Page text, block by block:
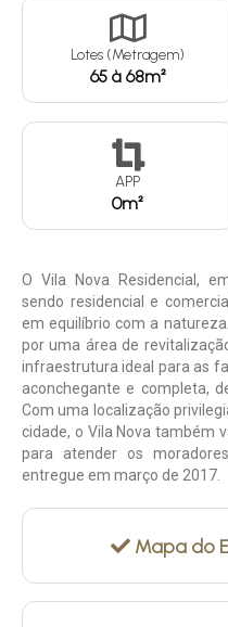
Lotes (Metragem)
65 à 68m²
APP
0m²
O Vila Nova Residencial,
sendo residencial e
em equilíbrio com a
por uma área de
infraestrutura ideal para as
aconchegante e completa,
Com uma localização
cidade, o Vila Nova também
para atender os
entregue em março de 2017.
Mapa do